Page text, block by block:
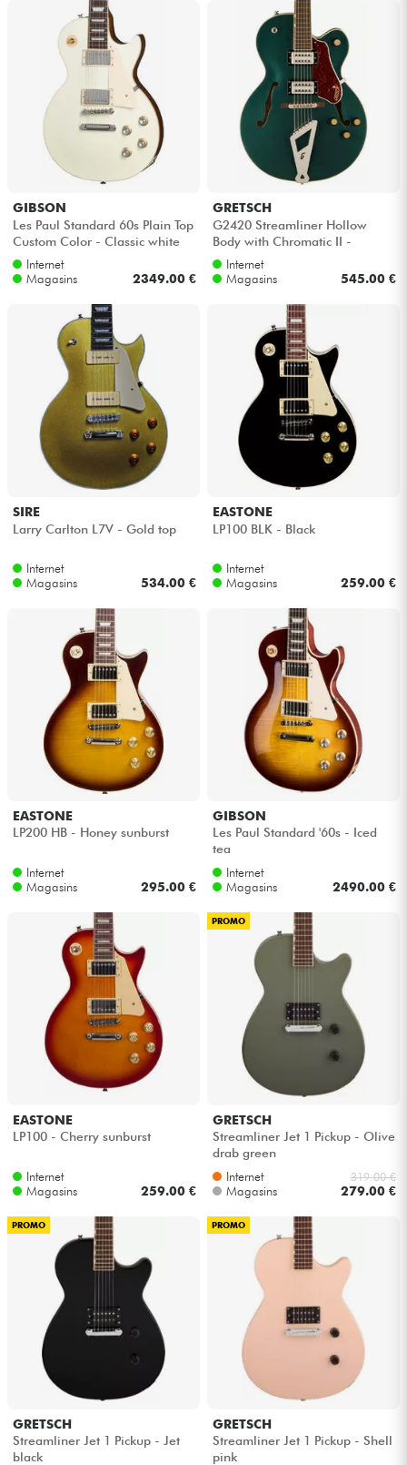
GIBSON
Les Paul Standard 60s Plain Top
Custom Color - Classic white
Internet
Magasins
2349.00 €
GRETSCH
G2420 Streamliner Hollow
Body with Chromatic II -
Cadillac green
Internet
Magasins
545.00 €
SIRE
Larry Carlton L7V - Gold top
Internet
Magasins
534.00 €
EASTONE
LP100 BLK - Black
Internet
Magasins
259.00 €
EASTONE
LP200 HB - Honey sunburst
Internet
Magasins
295.00 €
GIBSON
Les Paul Standard '60s - Iced
tea
Internet
Magasins
2490.00 €
EASTONE
LP100 - Cherry sunburst
Internet
Magasins
259.00 €
PROMO
GRETSCH
Streamliner Jet 1 Pickup - Olive
drab green
Internet
Magasins
319.00 €
279.00 €
PROMO
GRETSCH
Streamliner Jet 1 Pickup - Jet
black
PROMO
GRETSCH
Streamliner Jet 1 Pickup - Shell
pink